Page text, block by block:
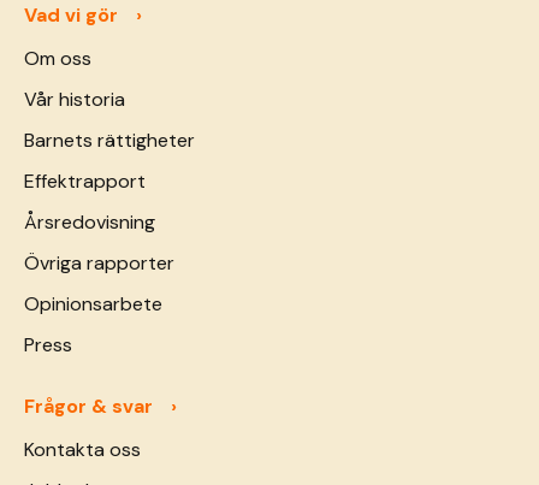
Vad vi gör
Om oss
Vår historia
Barnets rättigheter
Effektrapport
Årsredovisning
Övriga rapporter
Opinionsarbete
Press
Frågor & svar
Kontakta oss